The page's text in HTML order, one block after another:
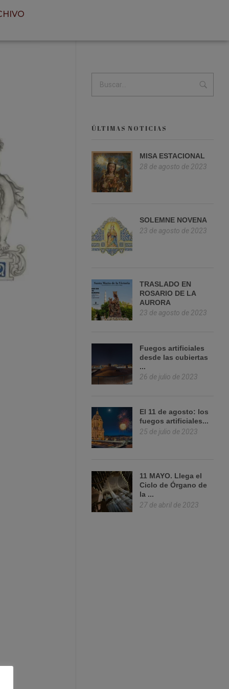
ÚLTIMAS NOTICIAS
MISA ESTACIONAL
28 de agosto de 2023
SOLEMNE NOVENA
23 de agosto de 2023
TRASLADO EN
ROSARIO DE LA
AURORA
23 de agosto de 2023
Fuegos artificiales
desde las cubiertas
...
26 de julio de 2023
El 11 de agosto: los
fuegos artificiales...
25 de julio de 2023
11 MAYO. Llega el
Ciclo de Órgano de
la ...
27 de abril de 2023